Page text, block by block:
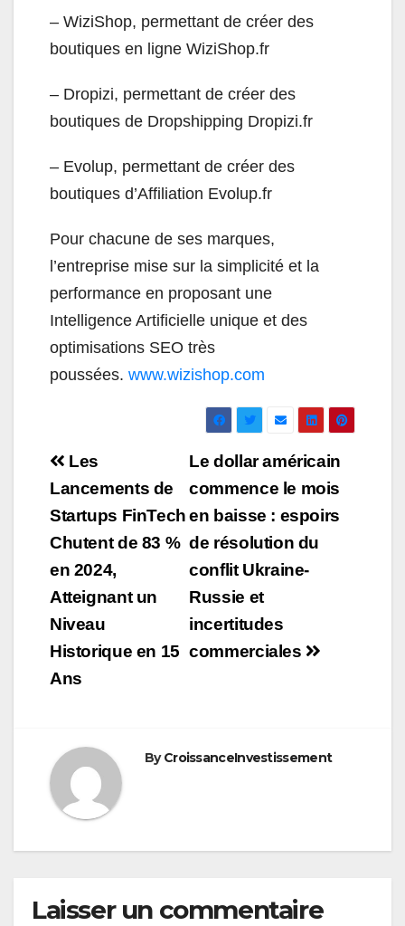
– WiziShop, permettant de créer des
boutiques en ligne WiziShop.fr
– Dropizi, permettant de créer des
boutiques de Dropshipping Dropizi.fr
– Evolup, permettant de créer des
boutiques d’Affiliation Evolup.fr
Pour chacune de ses marques,
l’entreprise mise sur la simplicité et la
performance en proposant une
Intelligence Artificielle unique et des
optimisations SEO très
poussées. www.wizishop.com
Navigation
de
l’article
Le dollar américain
commence le mois
en baisse : espoirs
de résolution du
conflit Ukraine-
Russie et
incertitudes
commerciales
Les
Lancements de
Startups FinTech
Chutent de 83 %
en 2024,
Atteignant un
Niveau
Historique en 15
Ans
ByCroissanceInvestissement
Laisser un commentaire